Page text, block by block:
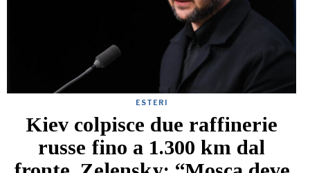
ESTERI
Kiev colpisce due raffinerie
russe fino a 1.300 km dal